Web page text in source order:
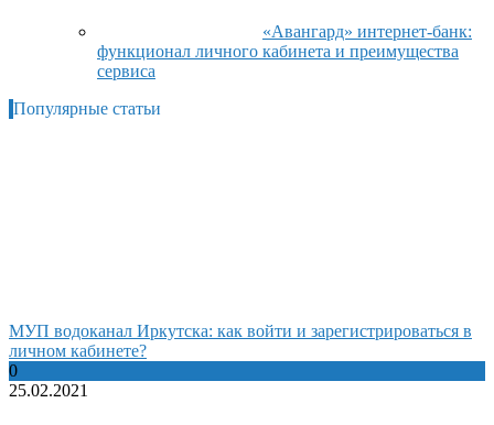
«Авангард» интернет-банк:
функционал личного кабинета и преимущества
сервиса
Популярные статьи
МУП водоканал Иркутска: как войти и зарегистрироваться в
личном кабинете?
0
25.02.2021